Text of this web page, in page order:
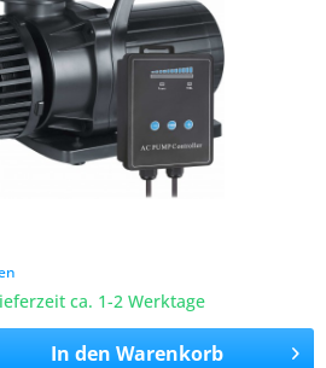
ca. 1-2 Werktage
In den Warenkorb